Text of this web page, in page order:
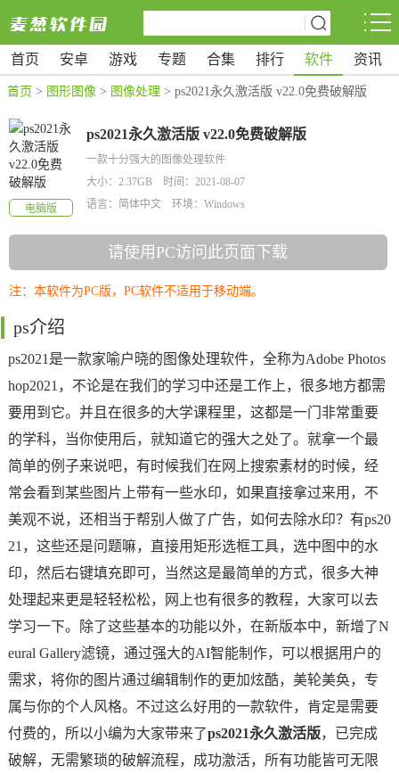
首页 安卓 游戏 专题 合集 排行 软件 资讯
首页 > 图形图像 > 图像处理 > ps2021永久激活版 v22.0免费破解版
电脑版
ps2021永久激活版 v22.0免费破解版
一款十分强大的图像处理软件
大小：2.37GB 时间：2021-08-07
语言：简体中文 环境：Windows
请使用PC访问此页面下载
注：本软件为PC版，PC软件不适用于移动端。
ps介绍
ps2021是一款家喻户晓的图像处理软件，全称为Adobe Photos
hop2021，不论是在我们的学习中还是工作上，很多地方都需
要用到它。并且在很多的大学课程里，这都是一门非常重要
的学科，当你使用后，就知道它的强大之处了。就拿一个最
简单的例子来说吧，有时候我们在网上搜索素材的时候，经
常会看到某些图片上带有一些水印，如果直接拿过来用，不
美观不说，还相当于帮别人做了广告，如何去除水印？有ps20
21，这些还是问题嘛，直接用矩形选框工具，选中图中的水
印，然后右键填充即可，当然这是最简单的方式，很多大神
处理起来更是轻轻松松，网上也有很多的教程，大家可以去
学习一下。除了这些基本的功能以外，在新版本中，新增了N
eural Gallery滤镜，通过强大的AI智能制作，可以根据用户的
需求，将你的图片通过编辑制作的更加炫酷，美轮美奂，专
属与你的个人风格。不过这么好用的一款软件，肯定是需要
付费的，所以小编为大家带来了ps2021永久激活版，已完成
破解，无需繁琐的破解流程，成功激活，所有功能皆可无限